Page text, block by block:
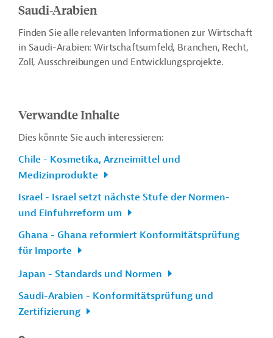
Saudi-Arabien
Finden Sie alle relevanten Informationen zur Wirtschaft
in Saudi-Arabien: Wirtschaftsumfeld, Branchen, Recht,
Zoll, Ausschreibungen und Entwicklungsprojekte.
Verwandte Inhalte
Dies könnte Sie auch interessieren:
Chile - Kosmetika, Arzneimittel und
Medizinprodukte
Israel - Israel setzt nächste Stufe der Normen-
und Einfuhrreform um
Ghana - Ghana reformiert Konformitätsprüfung
für Importe
Japan - Standards und Normen
Saudi-Arabien - Konformitätsprüfung und
Zertifizierung